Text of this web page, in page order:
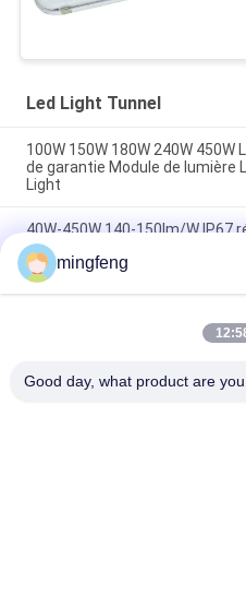
Led Light Tunnel
100W 150W 180W 240W 450W
de garantie Module de lumière
Light
40W-450W 140-150lm/W IP67
poussière LED lumière de
souterrain
le tunnel de la passerelle
Catégories
mingfeng
Good day, what product are